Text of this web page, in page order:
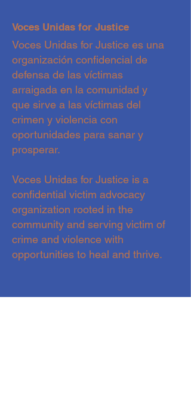
Voces Unidas for Justice
Voces Unidas for Justice es una
organización confidencial de
defensa de las víctimas
arraigada en la comunidad y
que sirve a las víctimas del
crimen y violencia con
oportunidades para sanar y
prosperar.
Voces Unidas for Justice is a
confidential victim advocacy
organization rooted in the
community and serving victim of
crime and violence with
opportunities to heal and thrive.